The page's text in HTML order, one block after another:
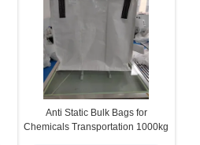
Anti Static Bulk Bags for
Chemicals Transportation 1000kg